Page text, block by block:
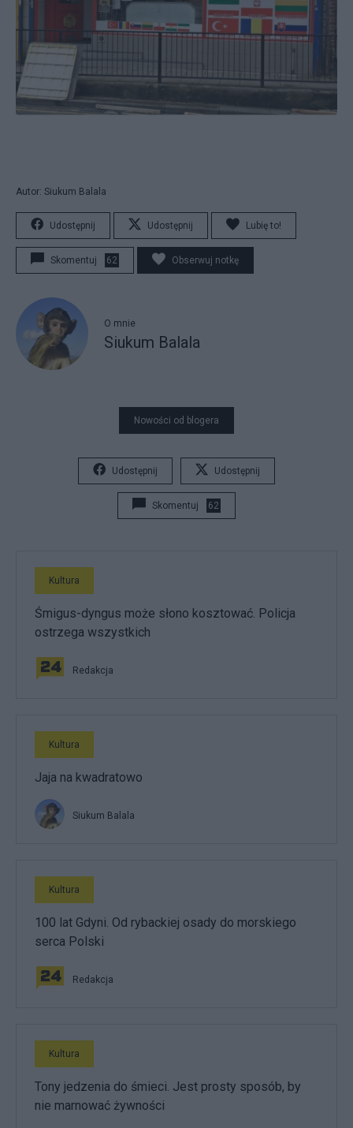
Autor: Siukum Balala
Udostępnij Udostępnij Lubię to!
Skomentuj 62 Obserwuj notkę
O mnie
Siukum Balala
Nowości od blogera
Udostępnij Udostępnij
Skomentuj 62
Kultura
Śmigus-dyngus może słono kosztować. Policja
ostrzega wszystkich
Redakcja
Kultura
Jaja na kwadratowo
Siukum Balala
Kultura
100 lat Gdyni. Od rybackiej osady do morskiego
serca Polski
Redakcja
Kultura
Tony jedzenia do śmieci. Jest prosty sposób, by
nie marnować żywności